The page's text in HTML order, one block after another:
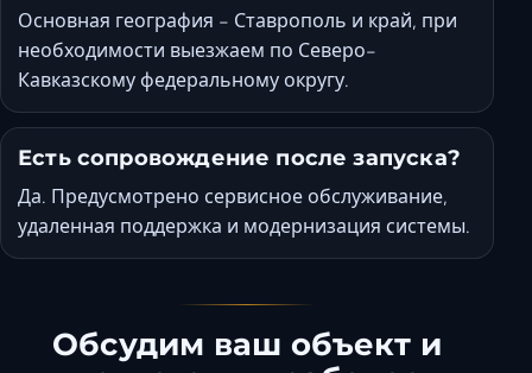
Основная география - Ставрополь и край, при
необходимости выезжаем по Северо-
Кавказскому федеральному округу.
Есть сопровождение после запуска?
Да. Предусмотрено сервисное обслуживание,
удаленная поддержка и модернизация системы.
Обсудим ваш объект и